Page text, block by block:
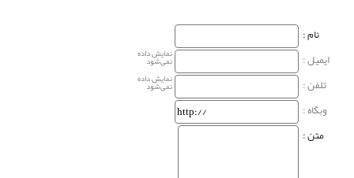
نام‌ :
ایمیل :
نمایش داده
نمی‌شود
تلفن : نمایش داده
نمی‌شود
وبگاه‌ :
متن :